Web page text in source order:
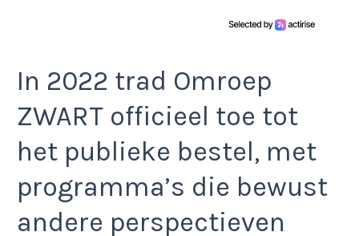
In 2022 trad Omroep
ZWART officieel toe tot
het publieke bestel, met
programma’s die bewust
andere perspectieven